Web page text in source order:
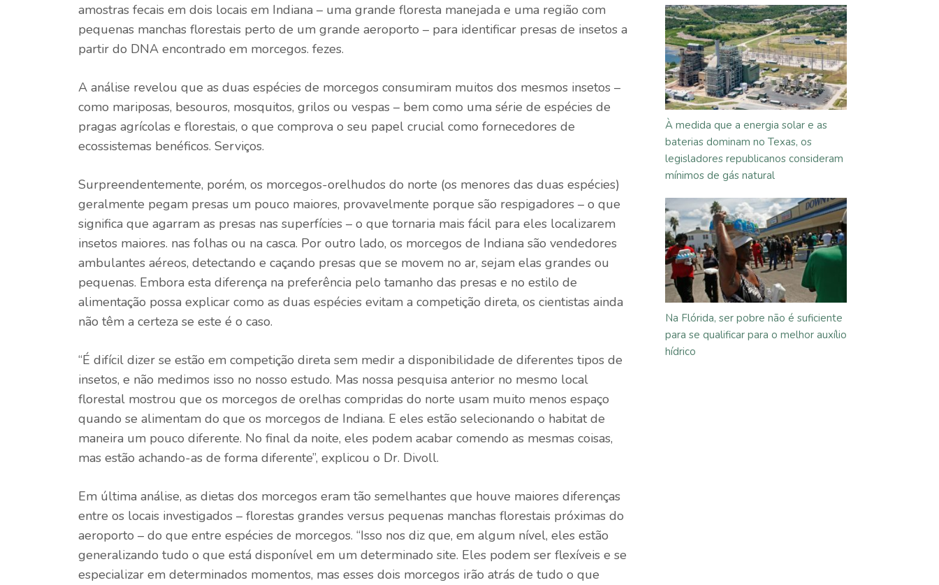
amostras fecais em dois locais em Indiana – uma grande floresta manejada e uma região com
pequenas manchas florestais perto de um grande aeroporto – para identificar presas de insetos a
partir do DNA encontrado em morcegos. fezes.
A análise revelou que as duas espécies de morcegos consumiram muitos dos mesmos insetos –
como mariposas, besouros, mosquitos, grilos ou vespas – bem como uma série de espécies de
pragas agrícolas e florestais, o que comprova o seu papel crucial como fornecedores de
ecossistemas benéficos. Serviços.
Surpreendentemente, porém, os morcegos-orelhudos do norte (os menores das duas espécies)
geralmente pegam presas um pouco maiores, provavelmente porque são respigadores – o que
significa que agarram as presas nas superfícies – o que tornaria mais fácil para eles localizarem
insetos maiores. nas folhas ou na casca. Por outro lado, os morcegos de Indiana são vendedores
ambulantes aéreos, detectando e caçando presas que se movem no ar, sejam elas grandes ou
pequenas. Embora esta diferença na preferência pelo tamanho das presas e no estilo de
alimentação possa explicar como as duas espécies evitam a competição direta, os cientistas ainda
não têm a certeza se este é o caso.
“É difícil dizer se estão em competição direta sem medir a disponibilidade de diferentes tipos de
insetos, e não medimos isso no nosso estudo. Mas nossa pesquisa anterior no mesmo local
florestal mostrou que os morcegos de orelhas compridas do norte usam muito menos espaço
quando se alimentam do que os morcegos de Indiana. E eles estão selecionando o habitat de
maneira um pouco diferente. No final da noite, eles podem acabar comendo as mesmas coisas,
mas estão achando-as de forma diferente”, explicou o Dr. Divoll.
Em última análise, as dietas dos morcegos eram tão semelhantes que houve maiores diferenças
entre os locais investigados – florestas grandes versus pequenas manchas florestais próximas do
aeroporto – do que entre espécies de morcegos. “Isso nos diz que, em algum nível, eles estão
generalizando tudo o que está disponível em um determinado site. Eles podem ser flexíveis e se
especializar em determinados momentos, mas esses dois morcegos irão atrás de tudo o que
À medida que a energia solar e as
baterias dominam no Texas, os
legisladores republicanos consideram
mínimos de gás natural
Na Flórida, ser pobre não é suficiente
para se qualificar para o melhor auxílio
hídrico